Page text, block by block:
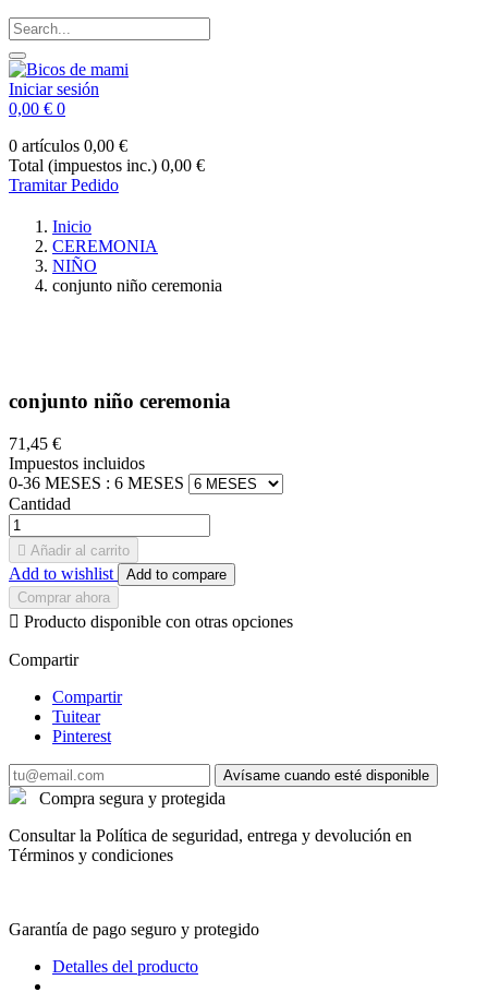
Iniciar sesión
0,00 € 0
0 artículos 0,00 €
Total (impuestos inc.) 0,00 €
Tramitar Pedido
Inicio
CEREMONIA
NIÑO
conjunto niño ceremonia
conjunto niño ceremonia
71,45 €
Impuestos incluidos
0-36 MESES : 6 MESES
Cantidad
 Añadir al carrito
Add to wishlist
Add to compare
Comprar ahora
 Producto disponible con otras opciones
Compartir
Compartir
Tuitear
Pinterest
Avísame cuando esté disponible
Compra segura y protegida
Consultar la Política de seguridad, entrega y devolución en
Términos y condiciones
Garantía de pago seguro y protegido
Detalles del producto